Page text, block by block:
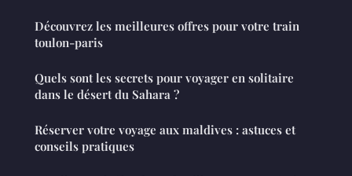
Découvrez les meilleures offres pour votre train
toulon-paris
Quels sont les secrets pour voyager en solitaire
dans le désert du Sahara ?
Réserver votre voyage aux maldives : astuces et
conseils pratiques